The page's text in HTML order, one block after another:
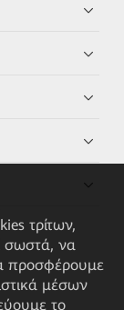
τρίτων,
σωστά, να
προσφέρουμε
μέσων
το